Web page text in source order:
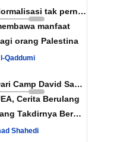
Diaktifkan
Rekonsiliasi
Konspirasi Israel
Jalur Perdagangan
Normalisasi tak pernah
manfaat
orang Palestina
Qaddumi
Dari Camp David Sampai
Cerita Berulang
Takdirnya Berulang
Shahedi